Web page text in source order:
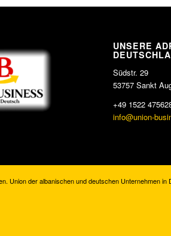
UNSERE
Südstr. 29
53757 Sankt
+49 1522
info@union-
Union der albanischen und deutschen Unternehmen in